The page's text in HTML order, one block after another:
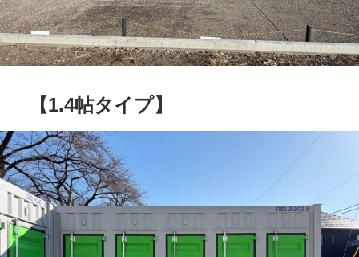
【1.4帖タイプ】